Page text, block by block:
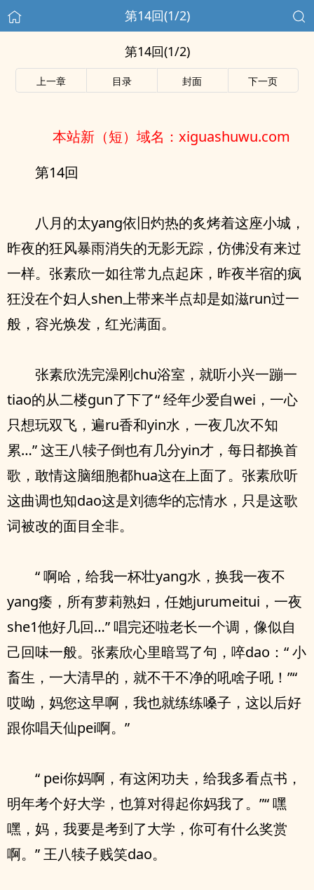
第14回(1/2)
第14回(1/2)
上一章 目录 封面 下一页
本站新（短）域名：xiguashuwu.com
第14回
八月的太yang依旧灼热的炙烤着这座小城，
昨夜的狂风暴雨消失的无影无踪，仿佛没有来过
一样。张素欣一如往常九点起床，昨夜半宿的疯
狂没在个妇人shen上带来半点却是如滋run过一
般，容光焕发，红光满面。
张素欣洗完澡刚chu浴室，就听小兴一蹦一
tiao的从二楼gun了下了“ 经年少爱自wei，一心
只想玩双飞，遍ru香和yin水，一夜几次不知
累…” 这王八犊子倒也有几分yin才，每日都换首
歌，敢情这脑细胞都hua这在上面了。张素欣听
这曲调也知dao这是刘德华的忘情水，只是这歌
词被改的面目全非。
“ 啊哈，给我一杯壮yang水，换我一夜不
yang痿，所有萝莉熟妇，任她jurumeitui，一夜
she1他好几回…” 唱完还啦老长一个调，像似自
己回味一般。张素欣心里暗骂了句，啐dao：“ 小
畜生，一大清早的，就不干不净的吼啥子吼！”“
哎呦，妈您这早啊，我也就练练嗓子，这以后好
跟你唱天仙pei啊。”
“ pei你妈啊，有这闲功夫，给我多看点书，
明年考个好大学，也算对得起你妈我了。”“ 嘿
嘿，妈，我要是考到了大学，你可有什么奖赏
啊。” 王八犊子贱笑dao。